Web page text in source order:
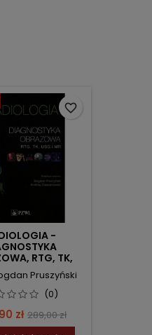
-
RTG, TK,
USG, MRPruszyński
(0)
zł Cena
podstawowa
289,00 zł
favorite_border